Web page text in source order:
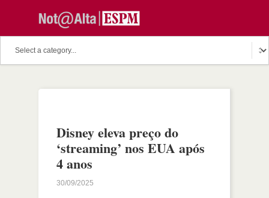
Disney eleva preço do
‘streaming’ nos EUA após
4 anos
30/09/2025